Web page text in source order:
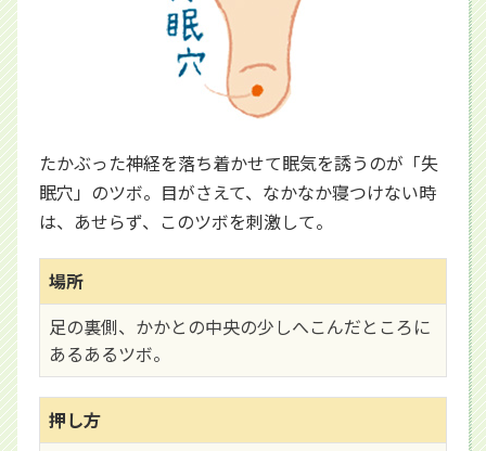
たかぶった神経を落ち着かせて眠気を誘うのが「失
眠穴」のツボ。目がさえて、なかなか寝つけない時
は、あせらず、このツボを刺激して。
場所
足の裏側、かかとの中央の少しへこんだところに
あるあるツボ。
押し方